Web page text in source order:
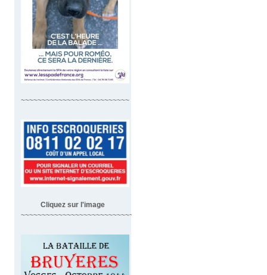
~~~~~~~~~~~~~~~~~~~~~~~~~~
Cliquez sur l'image
~~~~~~~~~~~~~~~~~~~~~~~~~~~~~~~~~~~~